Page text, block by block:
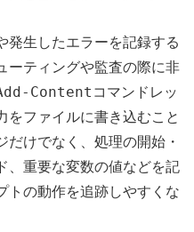
発生したエラーを記録する
ーティングや監査の際に非
Content コマンドレッ
をファイルに書き込むこと
だけでなく、処理の開始・
、重要な変数の値などを記
トの動作を追跡しやすくな